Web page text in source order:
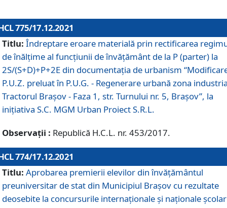
775/17.12.2021
Titlu: Îndreptare eroare materială prin rectificarea
de înălţime al funcţiunii de învăţământ de la P (parter) la
2S/(S+D)+P+2E din documentaţia de urbanism
P.U.Z. preluat în P.U.G. - Regenerare urbană zona
Tractorul Braşov - Faza 1, str. Turnului nr. 5, Braşov”, la
iniţiativa S.C. MGM Urban Proiect S.R.L.
Observații : Republică H.C.L. nr. 453/2017.
774/17.12.2021
Titlu: Aprobarea premierii elevilor din învățământul
preuniversitar de stat din Municipiul Brașov cu rezultate
deosebite la concursurile internaționale și naționale